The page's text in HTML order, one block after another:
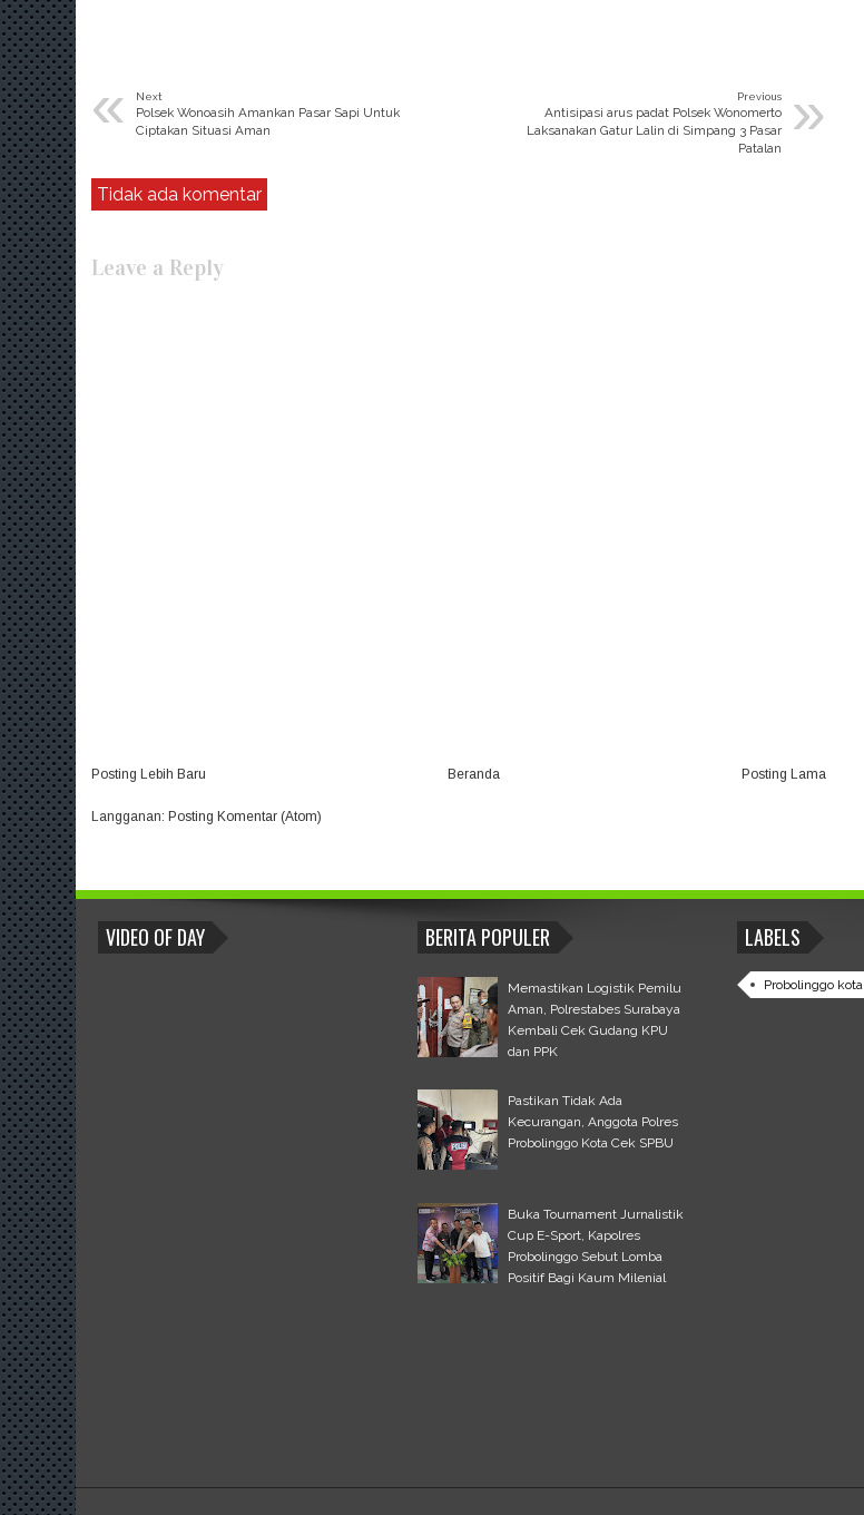
« Next
Polsek Wonoasih Amankan Pasar Sapi Untuk
Ciptakan Situasi Aman
»
Previous
Antisipasi arus padat Polsek Wonomerto
Laksanakan Gatur Lalin di Simpang 3 Pasar
Patalan
Tidak ada komentar
Leave a Reply
Posting Lebih Baru Posting Lama
Beranda
Langganan: Posting Komentar (Atom)
BLOGROLL
VIDEO OF DAY BERITA POPULER
Memastikan Logistik Pemilu
Aman, Polrestabes Surabaya
Kembali Cek Gudang KPU
dan PPK
Pastikan Tidak Ada
Kecurangan, Anggota Polres
Probolinggo Kota Cek SPBU
Buka Tournament Jurnalistik
Cup E-Sport, Kapolres
Probolinggo Sebut Lomba
Positif Bagi Kaum Milenial
LABELS
Probolinggo kota